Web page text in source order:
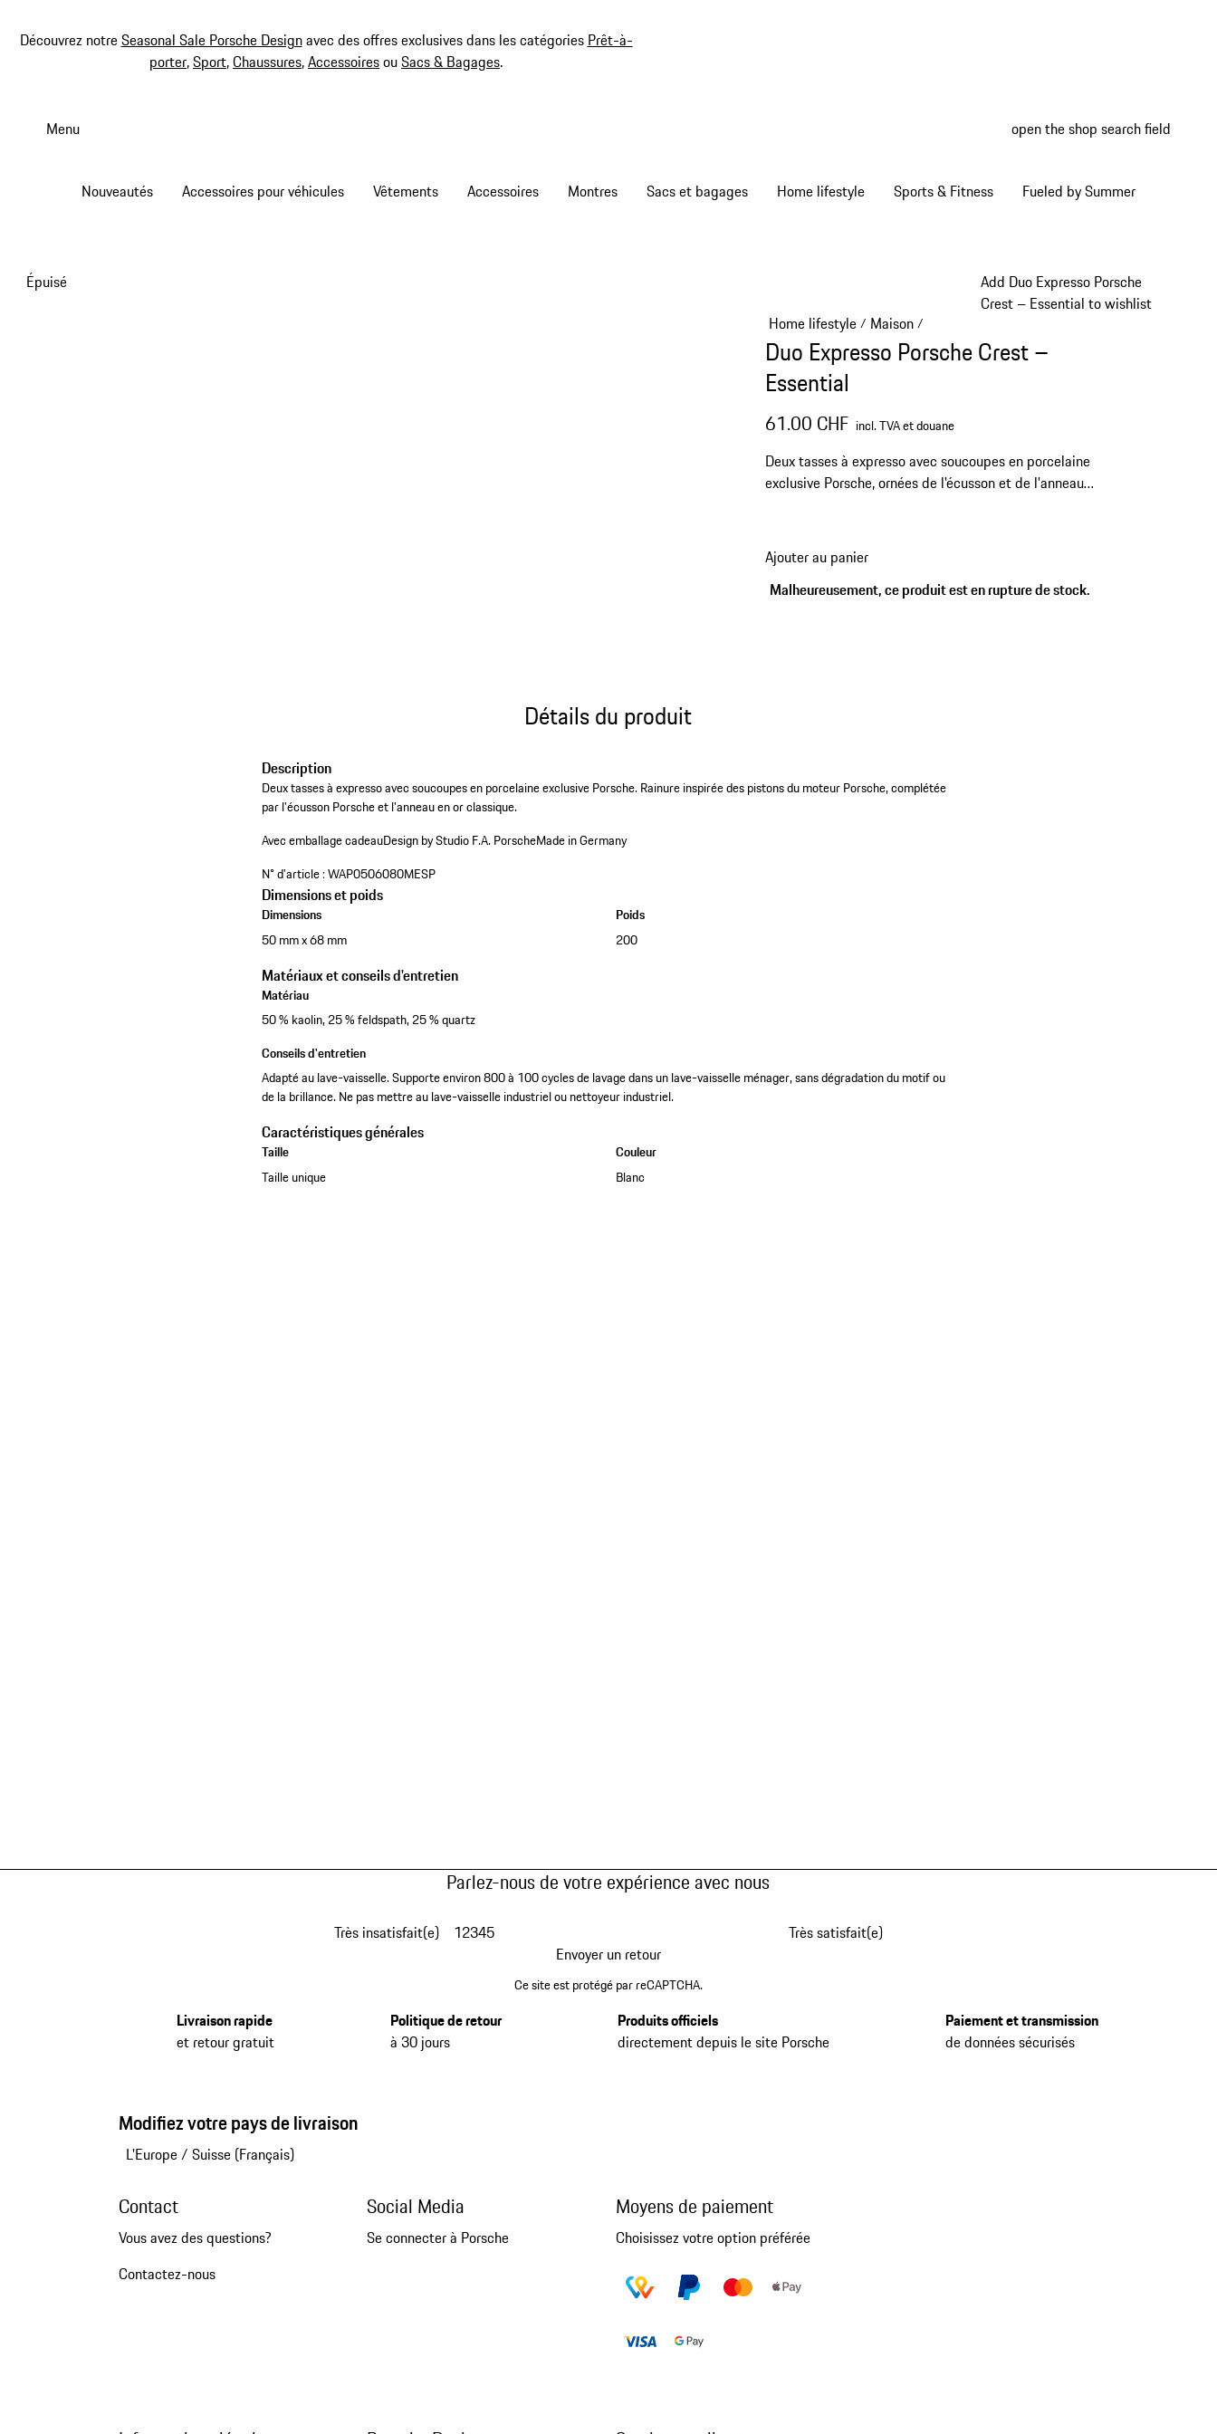
Découvrez notreSeasonal Sale Porsche Designavec des offres exclusives dans les catégories Prêt-à-
porter,Sport,Chaussures,AccessoiresouSacs & Bagages.
Menu open the shop search field
Nouveautés Accessoires pour véhicules Vêtements Accessoires Montres Sacs et bagages Home lifestyle Sports & Fitness Fueled by Summer
Add Duo Expresso Porsche
Crest – Essential to wishlist
Épuisé
Home lifestyle/ Maison/
Duo Expresso Porsche Crest –
Essential
61.00 CHF incl. TVA et douane
Deux tasses à expresso avec soucoupes en porcelaine
exclusive Porsche, ornées de l'écusson et de l'anneau
Ajouter au panier
Malheureusement, ce produit est en rupture de stock.
Détails du produit
Description
Deux tasses à expresso avec soucoupes en porcelaine exclusive Porsche. Rainure inspirée des pistons du moteur Porsche, complétée
par l'écusson Porsche et l'anneau en or classique.
Avec emballage cadeauDesign by Studio F.A. PorscheMade in Germany
N° d'article :WAP0506080MESP
Dimensions et poids
Dimensions
50 mm x 68 mm
Poids
200
Matériaux et conseils d'entretien
Matériau
50 % kaolin, 25 % feldspath, 25 % quartz
Conseils d'entretien
Adapté au lave-vaisselle. Supporte environ 800 à 100 cycles de lavage dans un lave-vaisselle ménager, sans dégradation du motif ou
de la brillance. Ne pas mettre au lave-vaisselle industriel ou nettoyeur industriel.
Caractéristiques générales
Taille
Taille unique
Couleur
Blanc
Parlez-nous de votre expérience avec nous
Très insatisfait(e) 12345
Très satisfait(e)
Envoyer un retour
Ce site est protégé par reCAPTCHA.
Livraison rapide
et retour gratuit
Politique de retour
à 30 jours
Produits officiels
directement depuis le site Porsche
Paiement et transmission
de données sécurisés
Modifiez votre pays de livraison
L'Europe/ Suisse (Français)
Contact
Vous avez des questions?
Contactez-nous
Social Media
Se connecter à Porsche
Moyens de paiement
Choisissez votre option préférée